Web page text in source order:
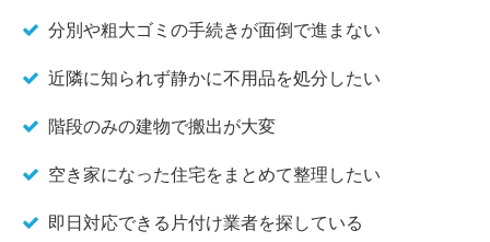
分別や粗大ゴミの手続きが面倒で進まない
近隣に知られず静かに不用品を処分したい
階段のみの建物で搬出が大変
空き家になった住宅をまとめて整理したい
即日対応できる片付け業者を探している